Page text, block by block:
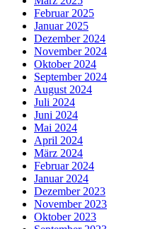
Februar 2025
Januar 2025
Dezember 2024
November 2024
Oktober 2024
September 2024
August 2024
Juli 2024
Juni 2024
Mai 2024
April 2024
März 2024
Februar 2024
Januar 2024
Dezember 2023
November 2023
Oktober 2023